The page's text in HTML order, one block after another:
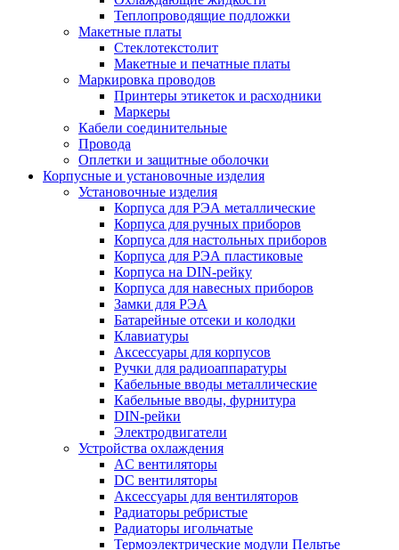
Теплопроводящие подложки
Макетные платы
Стеклотекстолит
Макетные и печатные платы
Маркировка проводов
Принтеры этикеток и расходники
Маркеры
Кабели соединительные
Провода
Оплетки и защитные оболочки
Корпусные и установочные изделия
Установочные изделия
Корпуса для РЭА металлические
Корпуса для ручных приборов
Корпуса для настольных приборов
Корпуса для РЭА пластиковые
Корпуса на DIN-рейку
Корпуса для навесных приборов
Замки для РЭА
Батарейные отсеки и колодки
Клавиатуры
Аксессуары для корпусов
Ручки для радиоаппаратуры
Кабельные вводы металлические
Кабельные вводы, фурнитура
DIN-рейки
Электродвигатели
Устройства охлаждения
AC вентиляторы
DC вентиляторы
Аксессуары для вентиляторов
Радиаторы ребристые
Радиаторы игольчатые
Термоэлектрические модули Пельтье